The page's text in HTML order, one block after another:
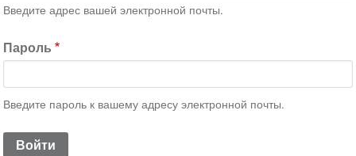
Введите адрес вашей электронной почты.
Пароль
Введите пароль к вашему адресу электронной почты.